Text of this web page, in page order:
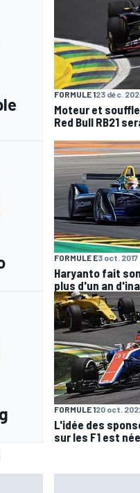
FORMULE 123 déc.
Moteur et
Red Bull RB21
FORMULE E3 oct. 2017
Haryanto fait
plus d'un an
FORMULE 120 oct.
L'idée des
sur les F1 est